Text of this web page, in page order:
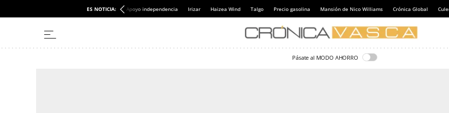
ES NOTICIA: Apoyo independencia Irizar Haizea Wind Talgo Precio gasolina Mansión de Nico Williams Crónica Global
Pásate al MODO AHORRO